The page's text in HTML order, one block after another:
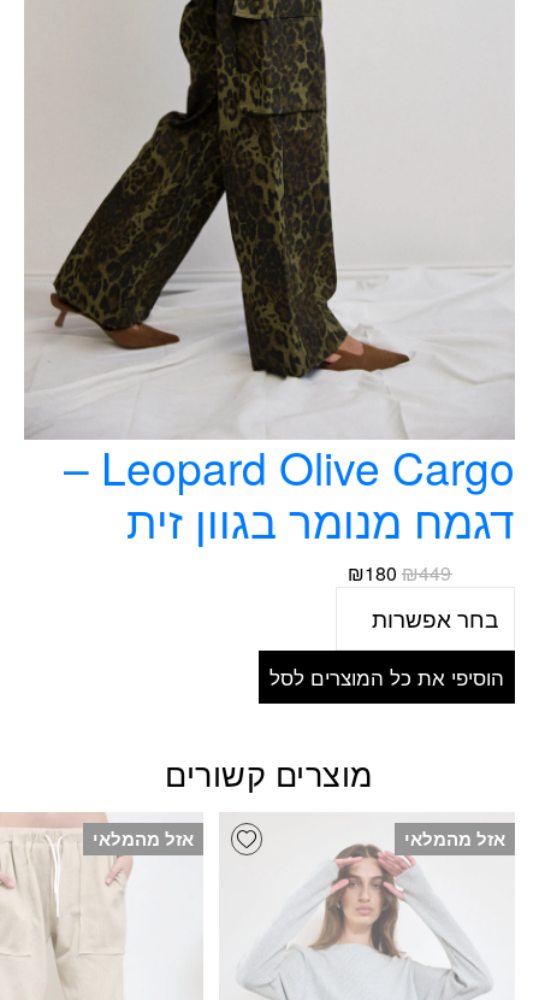
Leopard Olive Cargo –
דגמח מנומר בגוון זית
₪449
המחיר
היה:
₪449.
₪180 המחיר
₪180.
הוסיפי את כל המוצרים לסל
מוצרים קשורים
Add wishlist אזל מהמלאי אזל מהמלאי